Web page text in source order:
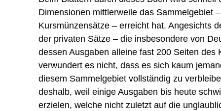
Dimensionen mittlerweile das Sammelgebiet
Kursmünzensätze – erreicht hat. Angesichts
der privaten Sätze – die insbesondere von
dessen Ausgaben alleine fast 200 Seiten des
verwundert es nicht, dass es sich kaum
diesem Sammelgebiet vollständig zu
deshalb, weil einige Ausgaben bis heute
erzielen, welche nicht zuletzt auf die